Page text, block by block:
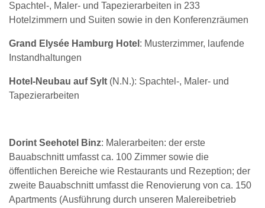
Spachtel-, Maler- und Tapezierarbeiten in 233
Hotelzimmern und Suiten sowie in den Konferenzräumen
Grand Elysée Hamburg Hotel : Musterzimmer, laufende
Instandhaltungen
Hotel-Neubau auf Sylt (N.N.): Spachtel-, Maler- und
Tapezierarbeiten
Dorint Seehotel Binz: Malerarbeiten: der erste
Bauabschnitt umfasst ca. 100 Zimmer sowie die
öffentlichen Bereiche wie Restaurants und Rezeption; der
zweite Bauabschnitt umfasst die Renovierung von ca. 150
Apartments (Ausführung durch unseren Malereibetrieb